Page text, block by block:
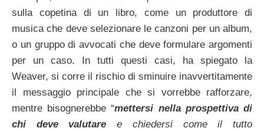
sulla copetina di un libro, come un produttore di
musica che deve selezionare le canzoni per un album,
o un gruppo di avvocati che deve formulare argomenti
per un caso. In tutti questi casi, ha spiegato la
Weaver, si corre il rischio di sminuire inavvertitamente
il messaggio principale che si vorrebbe rafforzare,
mentre bisognerebbe “mettersi nella prospettiva di
chi deve
valutare e chiedersi come il tutto